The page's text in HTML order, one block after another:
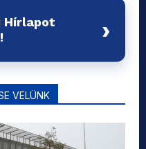
Hírlapot
›
VELÜNK